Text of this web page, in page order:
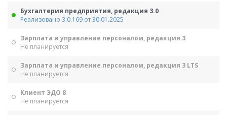
Бухгалтерия предприятия, редакция 3.0
Реализовано 3.0.169 от 30.01.2025
Зарплата и управление персоналом, редакция 3
Не планируется
Зарплата и управление персоналом, редакция 3 LTS
Не планируется
Клиент ЭДО 8
Не планируется